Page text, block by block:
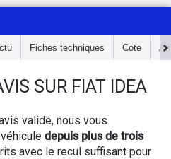
Fiches techniques Cote
SUR FIAT IDEA
valide, nous vous
depuis plus de trois
avec le recul suffisant pour